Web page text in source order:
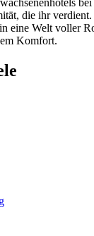
die ihr
eine Welt voller
Komfort.